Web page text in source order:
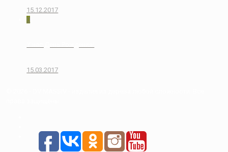
15.12.2017
0
15.03.2017